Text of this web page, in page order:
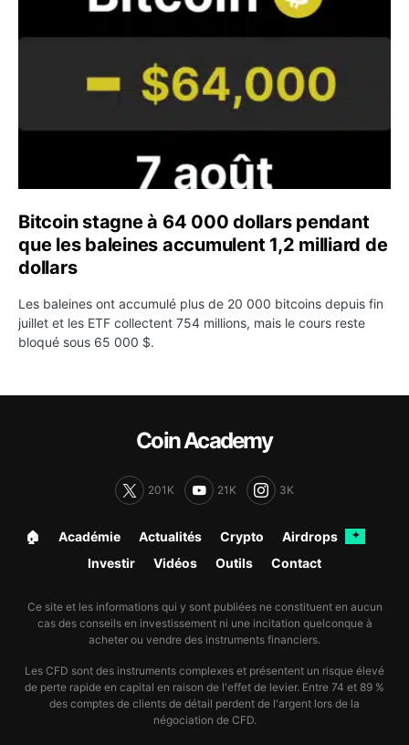
Bitcoin stagne à 64 000 dollars pendant
que les baleines accumulent 1,2 milliard de
dollars
Les baleines ont accumulé plus de 20 000 bitcoins depuis fin
juillet et les ETF collectent 754 millions, mais le cours reste
bloqué sous 65 000 $.
Coin Academy
201K 21K 3K
🏠︎ Académie Actualités Crypto Airdrops ✦
Investir Vidéos Outils Contact
Ce site et les informations qui y sont publiées ne constituent en aucun
cas des conseils en investissement ni une incitation quelconque à
acheter ou vendre des instruments financiers.
Les CFD sont des instruments complexes et présentent un risque élevé
de perte rapide en capital en raison de l'effet de levier. Entre 74 et 89 %
des comptes de clients de détail perdent de l'argent lors de la
négociation de CFD.